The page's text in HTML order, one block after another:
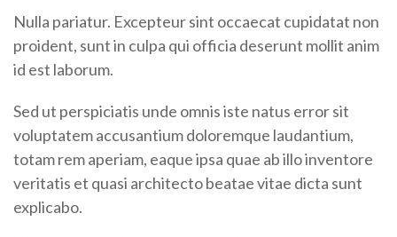
Nulla pariatur. Excepteur sint occaecat cupidatat non
proident, sunt in culpa qui officia deserunt mollit anim
id est laborum.
Sed ut perspiciatis unde omnis iste natus error sit
voluptatem accusantium doloremque laudantium,
totam rem aperiam, eaque ipsa quae ab illo inventore
veritatis et quasi architecto beatae vitae dicta sunt
explicabo.